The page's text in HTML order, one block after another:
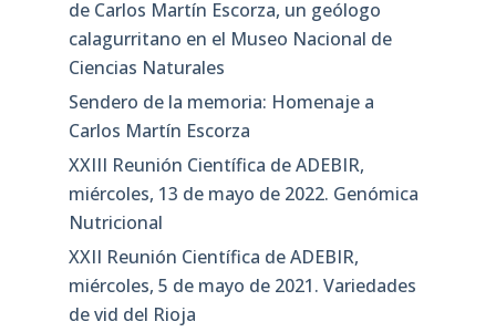
de Carlos Martín Escorza, un geólogo
calagurritano en el Museo Nacional de
Ciencias Naturales
Sendero de la memoria: Homenaje a
Carlos Martín Escorza
XXIII Reunión Científica de ADEBIR,
miércoles, 13 de mayo de 2022. Genómica
Nutricional
XXII Reunión Científica de ADEBIR,
miércoles, 5 de mayo de 2021. Variedades
de vid del Rioja